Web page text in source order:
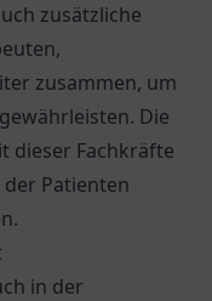
zusätzliche
zusammen, um
Die
dieser Fachkräfte
Patienten
in der